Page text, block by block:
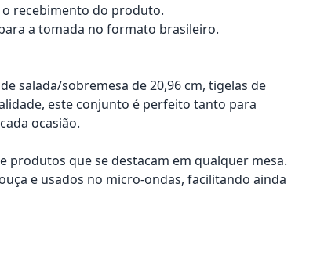
recebimento do produto.
a tomada no formato brasileiro.
salada/sobremesa de 20,96 cm, tigelas de
este conjunto é perfeito tanto para
ocasião.
produtos que se destacam em qualquer mesa.
e usados no micro-ondas, facilitando ainda